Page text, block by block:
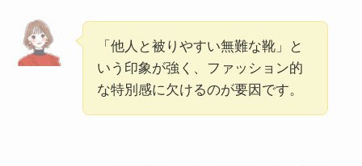
「他人と被りやすい無難な靴」と
いう印象が強く、ファッション的
な特別感に欠けるのが要因です。